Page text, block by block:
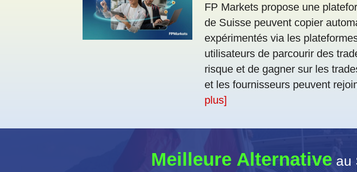
FP Markets propose une
de Suisse peuvent copier
expérimentés via les
utilisateurs de parcourir des
risque et de gagner sur les
et les fournisseurs peuvent
plus]
Meilleure Alternative au